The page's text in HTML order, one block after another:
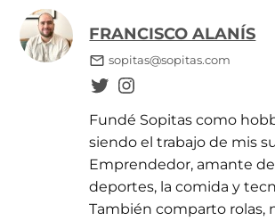
FRANCISCO ALANÍS
sopitas@sopitas.com
Fundé Sopitas como
siendo el trabajo de mis
Emprendedor, amante
deportes, la comida y
También comparto rolas,